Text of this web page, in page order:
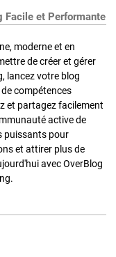
Facile et Performante
moderne et en
de créer et gérer
lancez votre blog
compétences
et partagez facilement
active de
puissants pour
et attirer plus de
avec OverBlog